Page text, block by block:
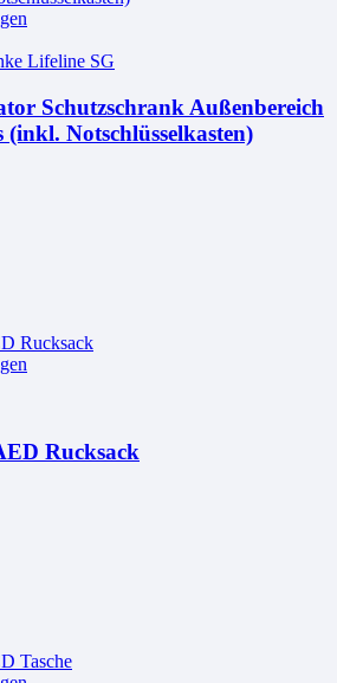
Lifeline SG
Schutzschrank Außenbereich
Notschlüsselkasten)
Rucksack